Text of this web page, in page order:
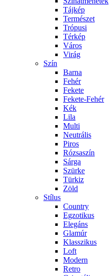
Tájkép
Természet
Trópusi
Térkép
Város
Virág
Szín
Barna
Fehér
Fekete
Fekete-Fehér
Kék
Lila
Multi
Neutrális
Piros
Rózsaszín
Sárga
Szürke
Türkiz
Zöld
Stílus
Country
Egzotikus
Elegáns
Glamúr
Klasszikus
Loft
Modern
Retro